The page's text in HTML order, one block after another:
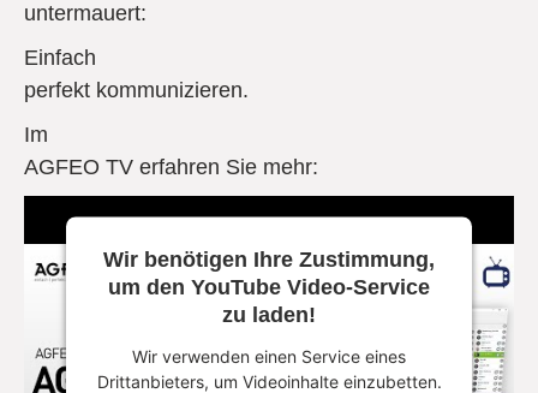
untermauert:
Einfach
perfekt kommunizieren.
Im
AGFEO TV erfahren Sie mehr:
Wir benötigen Ihre Zustimmung,
um den YouTube Video-Service
zu laden!
Wir verwenden einen Service eines
Drittanbieters, um Videoinhalte einzubetten.